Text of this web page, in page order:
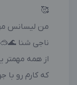
🥰
من لیسانس
ناجی شنا 🌊🥽
از همه
که کارم رو